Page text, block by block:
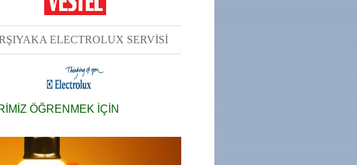
ELECTROLUX SERVİSİ
ÖĞRENMEK İÇİN